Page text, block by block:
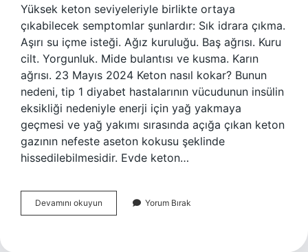
Yüksek keton seviyeleriyle birlikte ortaya
çıkabilecek semptomlar şunlardır: Sık idrara çıkma.
Aşırı su içme isteği. Ağız kuruluğu. Baş ağrısı. Kuru
cilt. Yorgunluk. Mide bulantısı ve kusma. Karın
ağrısı. 23 Mayıs 2024 Keton nasıl kokar? Bunun
nedeni, tip 1 diyabet hastalarının vücudunun insülin
eksikliği nedeniyle enerji için yağ yakmaya
geçmesi ve yağ yakımı sırasında açığa çıkan keton
gazının nefeste aseton kokusu şeklinde
hissedilebilmesidir. Evde keton…
Devamını okuyun
Krizi
Yorum Bırak